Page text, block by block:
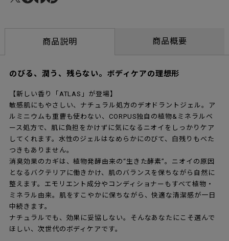
商品説明 商品概要
のびる、潤う、残らない。ボディケアの理想形
【新しい香り「ATLAS」が登場】
敏感肌にもやさしい、ナチュラル処方のデオドラントジェル。ア
ルミニウムも重曹も使わない、CORPUS独自の植物&ミネラルベ
ース処方で、肌に負担をかけずに気になるニオイをしっかりケア
してくれます。水性のジェルはなめらかにのびて、白残りもべた
つきもありません。
消臭効果のカギは、植物発酵由来の“生きた酵素”。ニオイの原因
となるバクテリアに働きかけ、肌のバランスを保ちながら自然に
整えます。エモリエント成分やコンディショナーもすべて植物・
ミネラル由来。肌をすこやかに保ちながら、快適な清潔感が一日
中続きます。
ナチュラルでも、効果に妥協しない。そんなあなたにこそ選んで
ほしい、次世代のボディケアです。